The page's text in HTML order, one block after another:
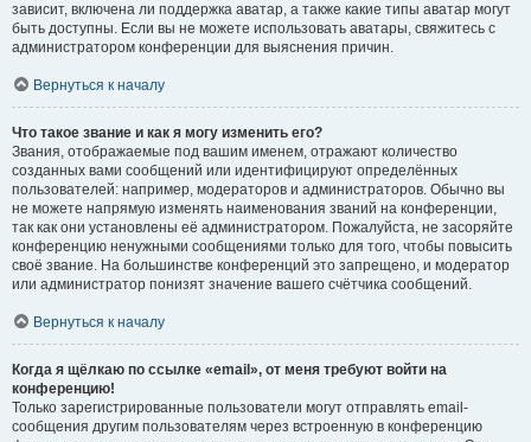
зависит, включена ли поддержка аватар, а также какие типы аватар могут
быть доступны. Если вы не можете использовать аватары, свяжитесь с
администратором конференции для выяснения причин.
Вернуться к началу
Что такое звание и как я могу изменить его?
Звания, отображаемые под вашим именем, отражают количество
созданных вами сообщений или идентифицируют определённых
пользователей: например, модераторов и администраторов. Обычно вы
не можете напрямую изменять наименования званий на конференции,
так как они установлены её администратором. Пожалуйста, не засоряйте
конференцию ненужными сообщениями только для того, чтобы повысить
своё звание. На большинстве конференций это запрещено, и модератор
или администратор понизят значение вашего счётчика сообщений.
Вернуться к началу
Когда я щёлкаю по ссылке «email», от меня требуют войти на
конференцию!
Только зарегистрированные пользователи могут отправлять email-
сообщения другим пользователям через встроенную в конференцию